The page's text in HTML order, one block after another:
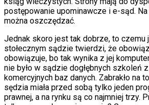
postępowanie upominawcze i e-sąd.
można oszczędzać.
Jednak skoro jest tak dobrze, to czemu
stołecznym sądzie twierdzi, że
obowiązuje, bo tak wynika z jej
nie było w sądzie dogłębnych szkoleń
komercyjnych baz danych. Zabrakło na
sędzia miała przed sobą tylko jeden
prawnej, a na rynku są co najmniej trzy.